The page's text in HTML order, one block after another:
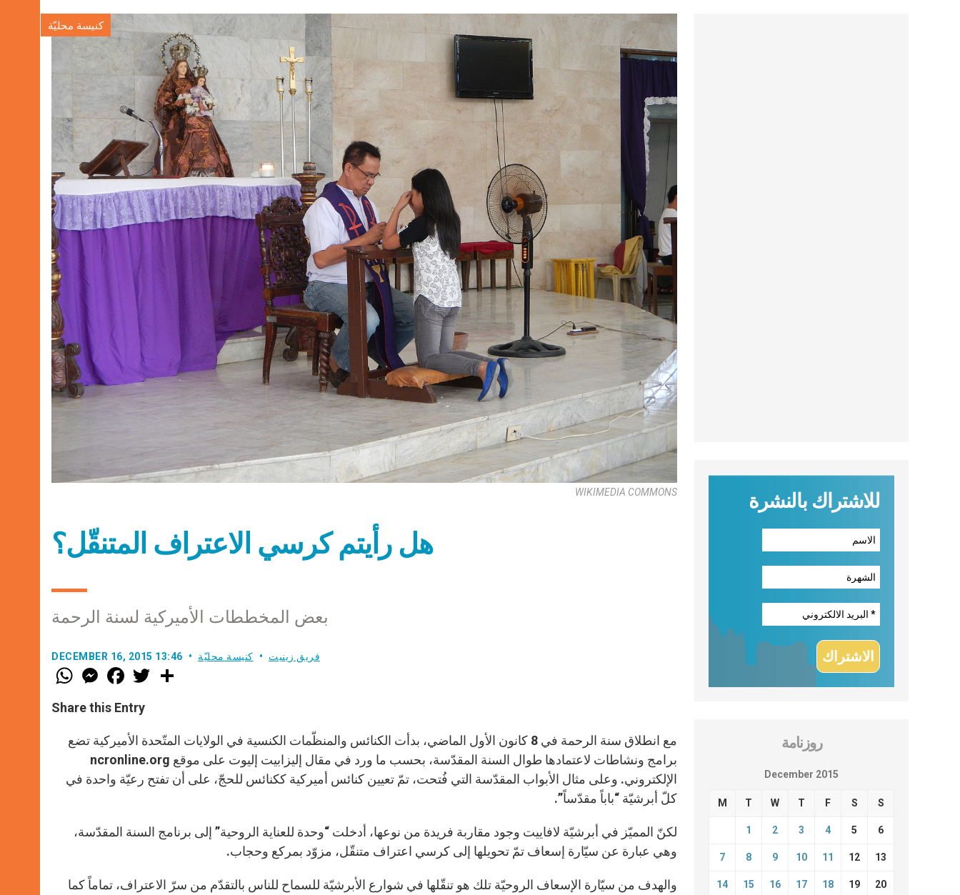
كنيسة محليّة
WIKIMEDIA COMMONS
هل رأيتم كرسي الاعتراف المتنقّل؟
بعض المخططات الأميركية لسنة الرحمة
DECEMBER 16, 2015 13:46 فريق زينيت كنيسة محليّة
W
h
t
s
p
p
M
e
s
e
g
e
r
F
a
e
b
o
k
w
r
Share this Entry
مع انطلاق سنة الرحمة في 8 كانون الأول الماضي، بدأت الكنائس والمنظّمات الكنسية في الولايات المتّحدة الأميركية تضع
برامج ونشاطات لاعتمادها طوال السنة المقدّسة، بحسب ما ورد في مقال إليزابيت إليوت على موقع ncronline.org
الإلكتروني. وعلى مثال الأبواب المقدّسة التي فُتحت، تمّ تعيين كنائس أميركية ككنائس للحجّ، على أن تفتح رعيّة واحدة في
كلّ أبرشيّة “باباً مقدّساً”.
لكنّ المميّز في أبرشيّة لافاييت وجود مقاربة فريدة من نوعها، أدخلت “وحدة للعناية الروحية” إلى برنامج السنة المقدّسة،
وهي عبارة عن سيّارة إسعاف تمّ تحويلها إلى كرسي اعتراف متنقّل، مزوّد بمركع وحجاب.
والهدف من سيّارة الإسعاف الروحيّة تلك هو تنقّلها في شوارع الأبرشيّة للسماح للناس بالتقدّم من سرّ الاعتراف، تماماً كما
للاشتراك بالنشرة
روزنامة
December 2015
M T W T F S S
1 2 3 4 5 6
7 8 9 10 11 12 13
14 15 16 17 18 19 20